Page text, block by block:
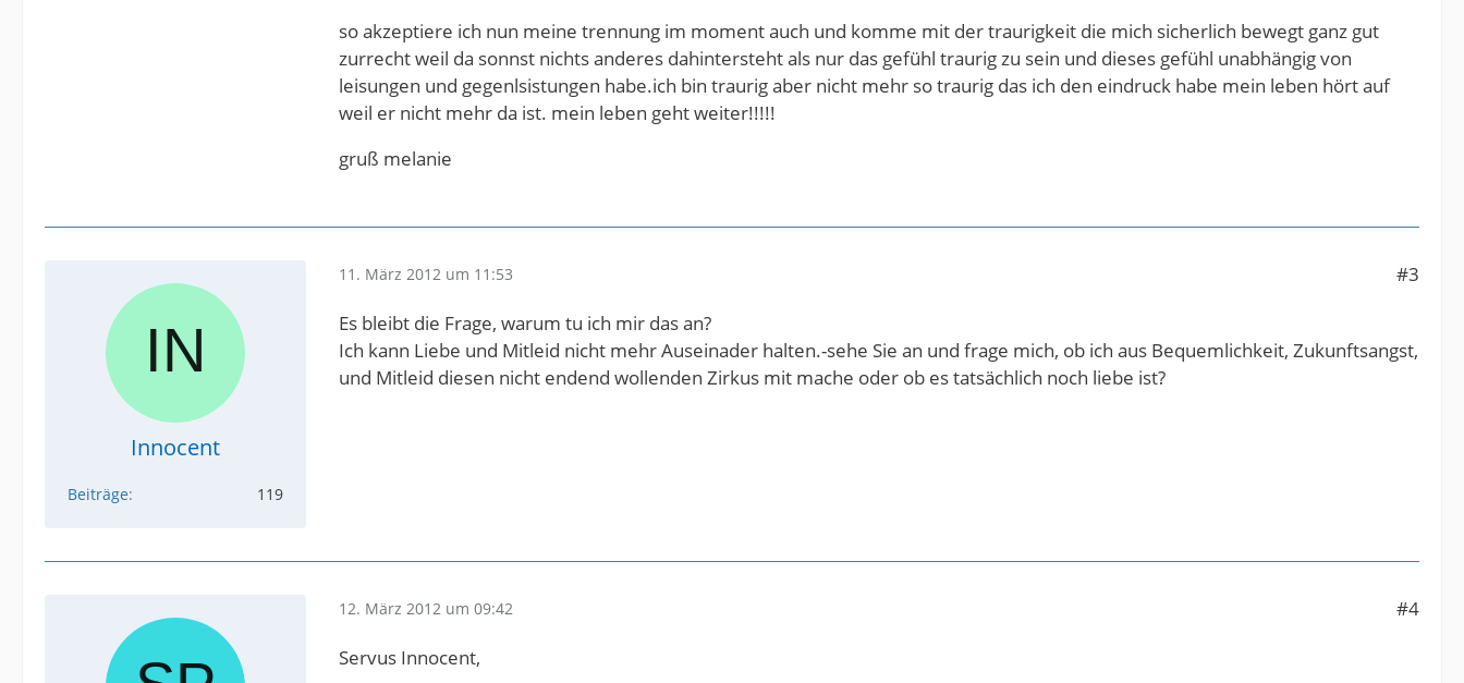
so akzeptiere ich nun meine trennung im moment auch und komme mit der traurigkeit die mich sicherlich bewegt ganz gut
zurrecht weil da sonnst nichts anderes dahintersteht als nur das gefühl traurig zu sein und dieses gefühl unabhängig von
leisungen und gegenlsistungen habe.ich bin traurig aber nicht mehr so traurig das ich den eindruck habe mein leben hört auf
weil er nicht mehr da ist. mein leben geht weiter!!!!!
gruß melanie
Innocent
Beiträge 119
11. März 2012 um 11:53
#3
Es bleibt die Frage, warum tu ich mir das an?
Ich kann Liebe und Mitleid nicht mehr Auseinader halten.-sehe Sie an und frage mich, ob ich aus Bequemlichkeit, Zukunftsangst,
und Mitleid diesen nicht endend wollenden Zirkus mit mache oder ob es tatsächlich noch liebe ist?
12. März 2012 um 09:42
#4
Servus Innocent,